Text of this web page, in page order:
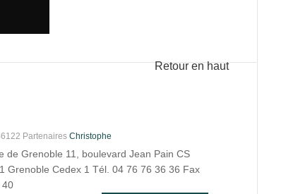
Retour en haut
PartenairesChristophe
de Grenoble 11, boulevard Jean Pain CS
Grenoble Cedex 1 Tél. 04 76 76 36 36 Fax
40